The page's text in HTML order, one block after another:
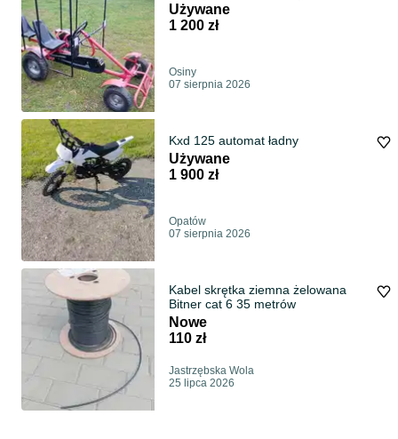
Używane
1 200 zł
Osiny
07 sierpnia 2026
Kxd 125 automat ładny
Używane
1 900 zł
Opatów
07 sierpnia 2026
Kabel skrętka ziemna żelowana
Bitner cat 6 35 metrów
Nowe
110 zł
Jastrzębska Wola
25 lipca 2026